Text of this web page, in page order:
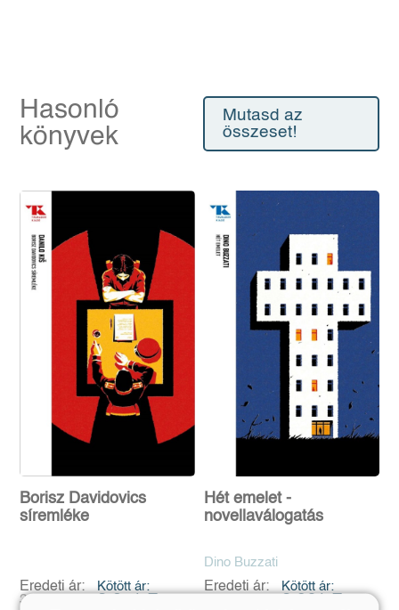
Hasonló
könyvek
Mutasd az
összeset!
Borisz Davidovics
síremléke
Eredeti ár:
3 190 Ft
Kötött ár:
Hét emelet -
novellaválogatás
Dino Buzzati
Eredeti ár:
Kötött ár: